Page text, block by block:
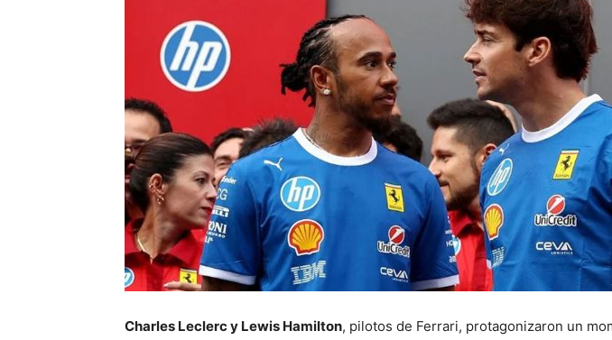
Charles Leclerc y Lewis Hamilton, pilotos de Ferrari, protagonizaron un